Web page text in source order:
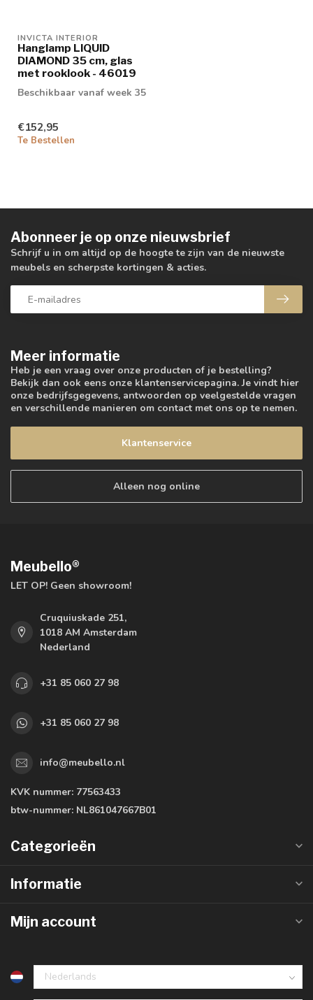
INVICTA INTERIOR
Hanglamp LIQUID
DIAMOND 35 cm, glas
met rooklook - 46019
Beschikbaar vanaf week 35
€152,95
Te Bestellen
Meer informatie
Heb je een vraag over onze producten of je bestelling?
Bekijk dan ook eens onze klantenservicepagina. Je vindt hier
onze bedrijfsgegevens, antwoorden op veelgestelde vragen
en verschillende manieren om contact met ons op te nemen.
Klantenservice
Alleen nog online
Abonneer je op onze nieuwsbrief
Schrijf u in om altijd op de hoogte te zijn van de nieuwste
meubels en scherpste kortingen & acties.
Meubello®
LET OP! Geen showroom!
Cruquiuskade 251,
1018 AM Amsterdam
Nederland
+31 85 060 27 98
+31 85 060 27 98
info@meubello.nl
KVK nummer: 77563433
btw-nummer: NL861047667B01
Categorieën
Informatie
Mijn account